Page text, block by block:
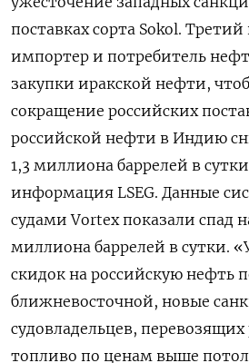
поставках сорта Sokol.
импортер и потребитель
закупки иракской нефти,
сокращение российских
российской нефти в Индию
1,3 миллиона баррелей в
информация LSEG. Данные
судами Vortex показали спад
миллиона баррелей в сутки.
скидок на российскую нефть
ближневосточной, новые
судовладельцев, перевозящих
топливо по ценам выше